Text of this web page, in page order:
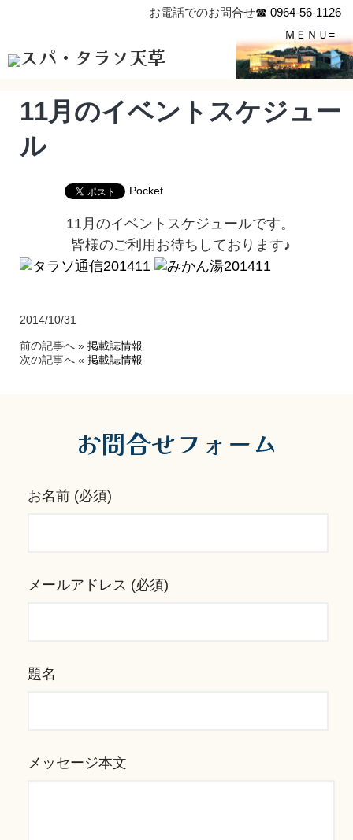
お電話でのお問合せ☎ 0964-56-1126
スパ・タラソ天草
11月のイベントスケジュー
ル
Pocket
11月のイベントスケジュールです。
皆様のご利用お待ちしております♪
2014/10/31
前の記事へ » 掲載誌情報
次の記事へ « 掲載誌情報
お問合せフォーム
お名前 (必須)
メールアドレス (必須)
題名
メッセージ本文